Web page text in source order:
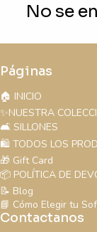
No se
Páginas
🏠 INICIO
✨NUESTRA
🛋️ SILLONES
🛍️ TODOS LOS
🎁 Gift Card
📦 POLÍTICA DE
📝 Blog
📘 Cómo Elegir tu
Contactanos